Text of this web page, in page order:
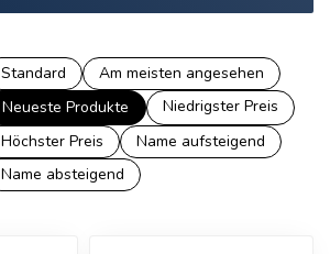
Standard
Am meisten angesehen
Neueste Produkte
Niedrigster Preis
Höchster Preis
Name aufsteigend
Name absteigend